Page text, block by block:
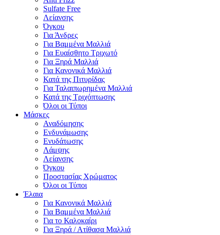
Sulfate Free
Λείανσης
Όγκου
Για Άνδρες
Για Βαμμένα Μαλλιά
Για Ευαίσθητο Τριχωτό
Για Ξηρά Μαλλιά
Για Κανονικά Μαλλιά
Κατά της Πιτυρίδας
Για Ταλαιπωρημένα Μαλλιά
Κατά της Τριχόπτωσης
Όλοι οι Τύποι
Μάσκες
Αναδόμησης
Ενδυνάμωσης
Ενυδάτωσης
Λάμψης
Λείανσης
Όγκου
Προστασίας Χρώματος
Όλοι οι Τύποι
Έλαια
Για Κανονικά Μαλλιά
Για Βαμμένα Μαλλιά
Για το Καλοκαίρι
Για Ξηρά / Ατίθασα Μαλλιά